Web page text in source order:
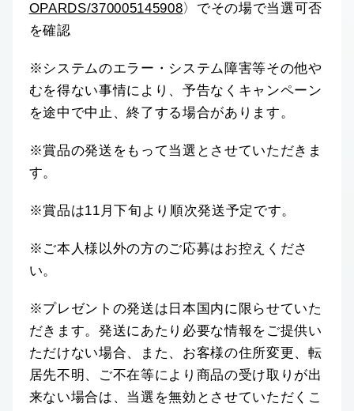
OPARDS/370005145908〉でその場で当選可否
を確認
※システムのエラー・システム障害等その他や
むを得ない事情により、予告なくキャンペーン
を途中で中止、終了する場合があります。
※賞品の発送をもって当選とさせていただきま
す。
※賞品は11月下旬より順次発送予定です。
※ご本人様以外の方のご応募はお控えくださ
い。
※プレゼントの発送は日本国内に限らせていた
だきます。発送にあたり必要な情報をご提供い
ただけない場合、また、お客様の住所変更、転
居先不明、ご不在等により商品の受け取りが出
来ない場合は、当選を無効とさせていただくこ